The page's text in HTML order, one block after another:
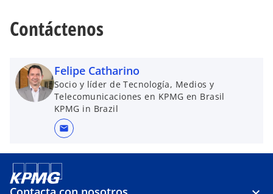
Contáctenos
Felipe Catharino
Socio y líder de Tecnología, Medios y
Telecomunicaciones en KPMG en Brasil
KPMG in Brazil
mail